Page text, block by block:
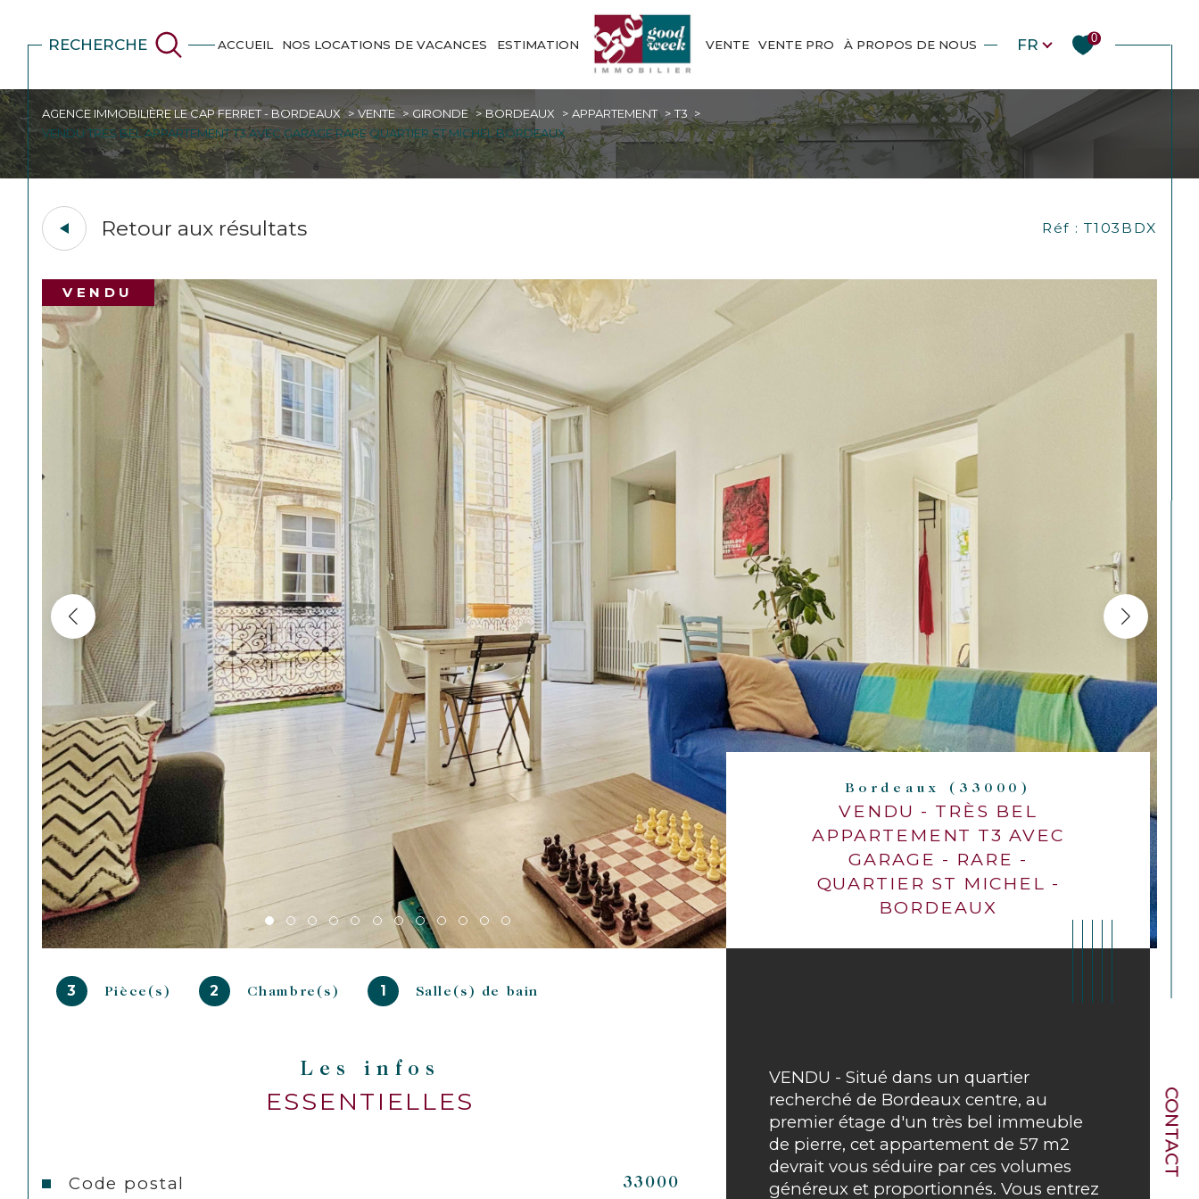
ACCUEIL NOS LOCATIONS DE VACANCES ESTIMATION VENTE VENTE PRO À PROPOS DE NOUS
RECHERCHE Langue
FR 0
CONTACT
AGENCE IMMOBILIÈRE LE CAP FERRET - BORDEAUX VENTE GIRONDE BORDEAUX APPARTEMENT
T3
VENDU TRES BEL APPARTEMENT T3 AVEC GARAGE RARE QUARTIER ST MICHEL BORDEAUX
Retour aux résultats Réf : T103BDX
VENDU
Bordeaux (33000)
VENDU - TRÈS BEL
APPARTEMENT T3 AVEC
GARAGE - RARE -
QUARTIER ST MICHEL -
BORDEAUX
3 Pièce(s) 2 Chambre(s) 1 Salle(s) de bain
Les infos
ESSENTIELLES
Caractéristiques Valeurs
Code postal 33000 Caractéristiques
Nombre de pièces
VENDU - Situé dans un quartier
recherché de Bordeaux centre, au
premier étage d'un très bel immeuble
de pierre, cet appartement de 57 m2
devrait vous séduire par ces volumes
généreux et proportionnés. Vous entrez